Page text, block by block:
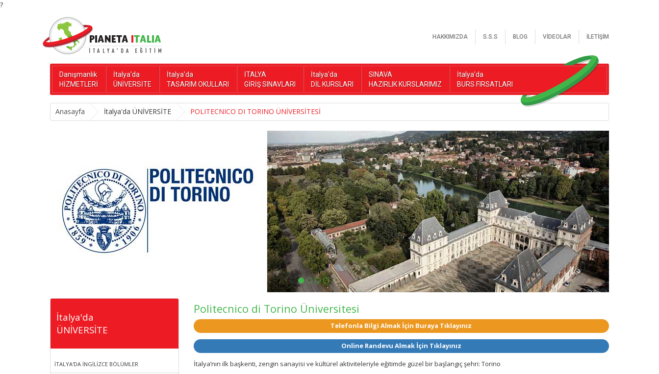
?
HAKKIMIZDA S.S.S BLOG VİDEOLAR İLETİŞİM
Danışmanlık
HİZMETLERİ
İtalya'da
ÜNİVERSİTE
İtalya'da
TASARIM OKULLARI
İTALYA
GİRİŞ SINAVLARI
İtalya'da
DİL KURSLARI
SINAVA
HAZIRLIK KURSLARIMIZ
İtalya'da
BURS FIRSATLARI
Anasayfa İtalya'da ÜNİVERSİTE POLITECNICO DI TORINO ÜNİVERSİTESİ
Politecnico di Torino Üniversitesi
Telefonla Bilgi Almak İçin Buraya Tıklayınız
Online Randevu Almak İçin Tıklayınız
İtalya’nın ilk başkenti, zengin sanayisi ve kültürel aktiviteleriyle eğitimde güzel bir başlangıç şehri: Torino
İtalya'da
ÜNİVERSİTE
İTALYA'DA İNGİLİZCE BÖLÜMLER